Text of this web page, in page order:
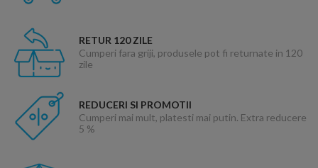
RETUR 120 ZILE
Cumperi fara griji, produsele pot fi returnate in 120
zile
REDUCERI SI PROMOTII
Cumperi mai mult, platesti mai putin. Extra reducere
5 %